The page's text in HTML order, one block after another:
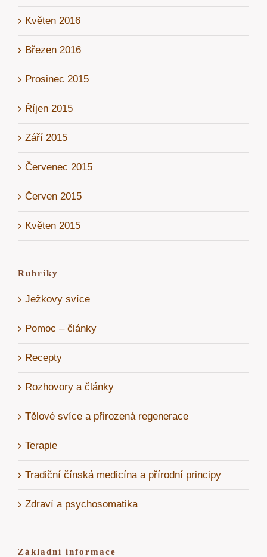
Květen 2016
Březen 2016
Prosinec 2015
Říjen 2015
Září 2015
Červenec 2015
Červen 2015
Květen 2015
Rubriky
Ježkovy svíce
Pomoc – články
Recepty
Rozhovory a články
Tělové svíce a přirozená regenerace
Terapie
Tradiční čínská medicína a přírodní principy
Zdraví a psychosomatika
Základní informace